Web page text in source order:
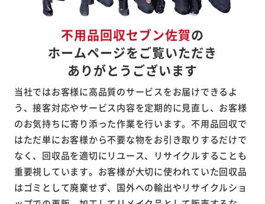
不用品回収セブン佐賀の
ホームページをご覧いただき
ありがとうございます
当社ではお客様に高品質のサービスをお届けできるよ
う、接客対応やサービス内容を定期的に見直し、お客様
のお気持ちに寄り添った作業を行います。不用品回収で
はただ単にお客様から不要な物をお引き取りするだけで
なく、回収品を適切にリユース、リサイクルすることも
重要視しています。お客様が大切に使われていた回収品
はゴミとして廃棄せず、国外への輸出やリサイクルショ